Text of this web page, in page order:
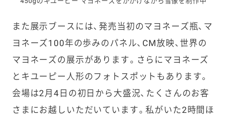
また展示ブースには、発売当初のマヨネーズ瓶、マ
ヨネーズ100年の歩みのパネル、CM放映、世界の
マヨネーズの展示があります。さらにマヨネーズ
とキユーピー人形のフォトスポットもあります。
会場は2月4日の初日から大盛況、たくさんのお客
さまにお越しいただいています。私がいた2時間ほ